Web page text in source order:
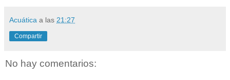
Acuática a las 21:27
Compartir
No hay comentarios: